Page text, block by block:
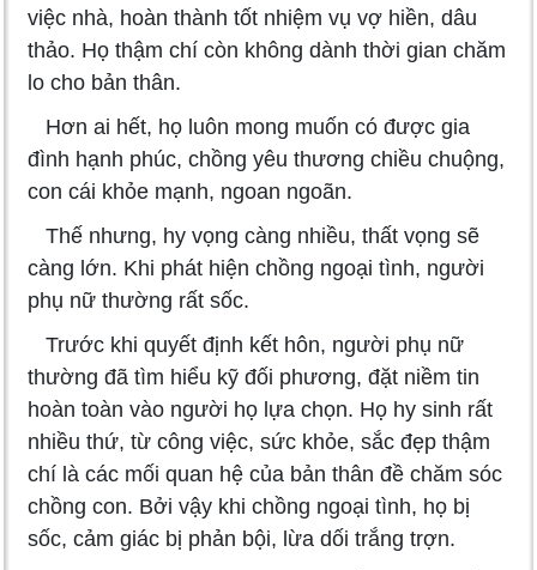
việc nhà, hoàn thành tốt nhiệm vụ vợ hiền, dâu
thảo. Họ thậm chí còn không dành thời gian chăm
lo cho bản thân.
Hơn ai hết, họ luôn mong muốn có được gia
đình hạnh phúc, chồng yêu thương chiều chuộng,
con cái khỏe mạnh, ngoan ngoãn.
Thế nhưng, hy vọng càng nhiều, thất vọng sẽ
càng lớn. Khi phát hiện chồng ngoại tình, người
phụ nữ thường rất sốc.
Trước khi quyết định kết hôn, người phụ nữ
thường đã tìm hiểu kỹ đối phương, đặt niềm tin
hoàn toàn vào người họ lựa chọn. Họ hy sinh rất
nhiều thứ, từ công việc, sức khỏe, sắc đẹp thậm
chí là các mối quan hệ của bản thân đề chăm sóc
chồng con. Bởi vậy khi chồng ngoại tình, họ bị
sốc, cảm giác bị phản bội, lừa dối trắng trợn.